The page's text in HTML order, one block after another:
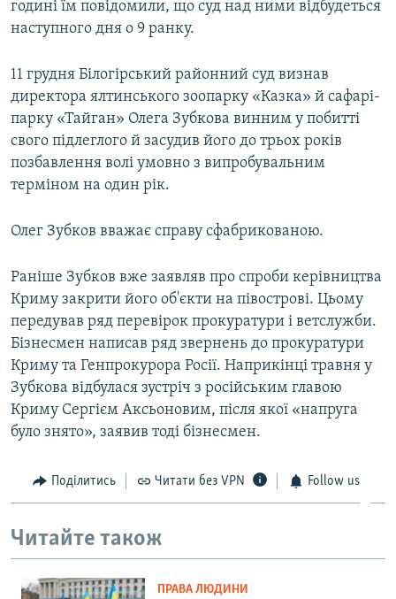
годині їм повідомили, що суд над ними відбудеться
наступного дня о 9 ранку.
11 грудня Білогірський районний суд визнав
директора ялтинського зоопарку «Казка» й сафарі-
парку «Тайган» Олега Зубкова винним у побитті
свого підлеглого й засудив його до трьох років
позбавлення волі умовно з випробувальним
терміном на один рік.
Олег Зубков вважає справу сфабрикованою.
Раніше Зубков вже заявляв про спроби керівництва
Криму закрити його об'єкти на півострові. Цьому
передував ряд перевірок прокуратури і ветслужби.
Бізнесмен написав ряд звернень до прокуратури
Криму та Генпрокурора Росії. Наприкінці травня у
Зубкова відбулася зустріч з російським главою
Криму Сергієм Аксьоновим, після якої «напруга
було знято», заявив тоді бізнесмен.
Поділитись Читати без VPN Follow us
Читайте також
ПРАВА ЛЮДИНИ